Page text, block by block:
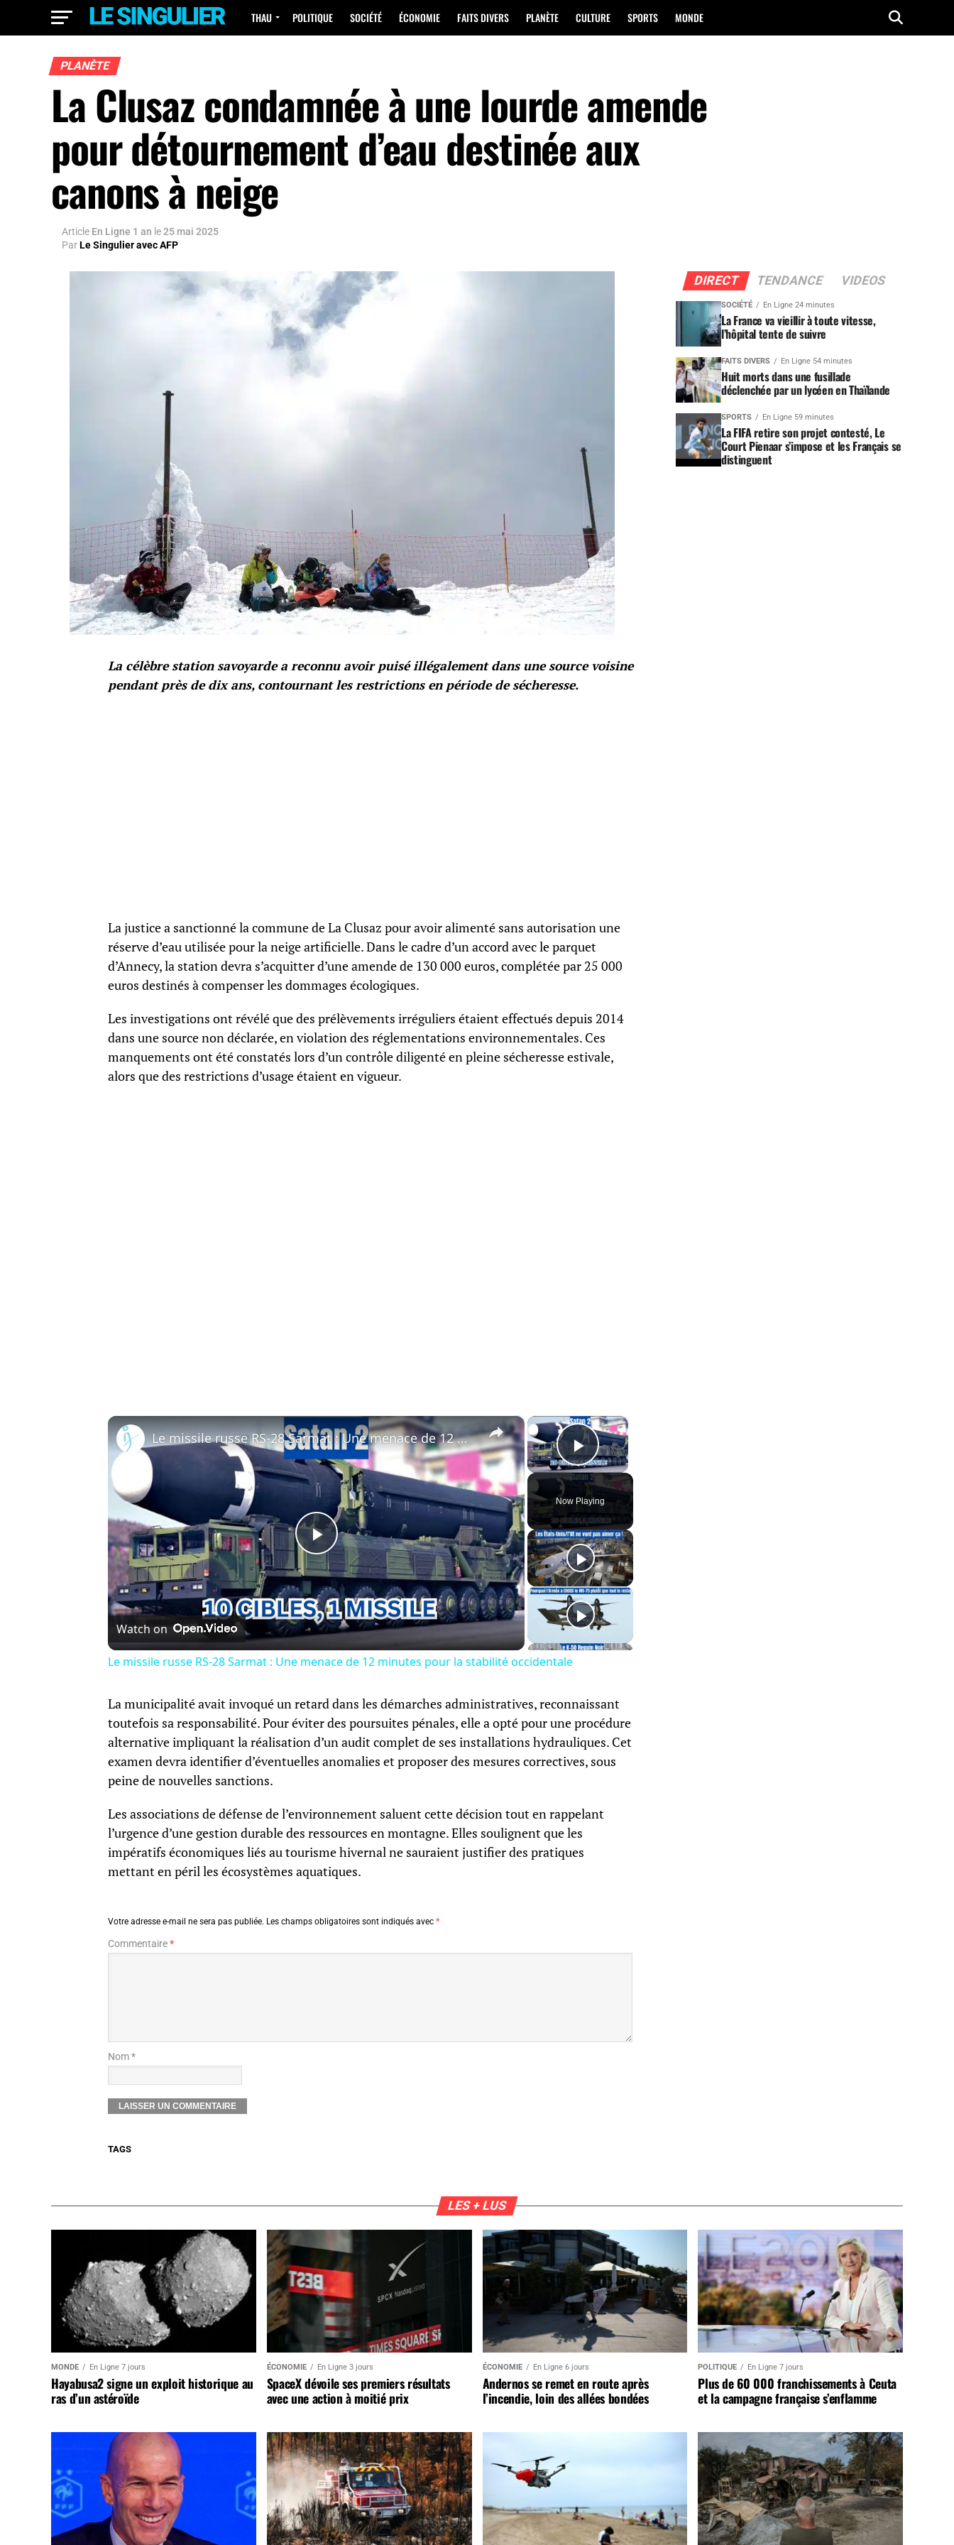
THAU POLITIQUE SOCIÉTÉ ÉCONOMIE FAITS DIVERS PLANÈTE CULTURE SPORTS MONDE
PLANÈTE
La Clusaz condamnée à une lourde amende
pour détournement d’eau destinée aux
canons à neige
Article En Ligne 1 an le25 mai 2025
ParLe Singulier avec AFP
La célèbre station savoyarde a reconnu avoir puisé illégalement dans une source voisine
pendant près de dix ans, contournant les restrictions en période de sécheresse.
La justice a sanctionné la commune de La Clusaz pour avoir alimenté sans autorisation une
réserve d’eau utilisée pour la neige artificielle. Dans le cadre d’un accord avec le parquet
d’Annecy, la station devra s’acquitter d’une amende de 130 000 euros, complétée par 25 000
euros destinés à compenser les dommages écologiques.
Les investigations ont révélé que des prélèvements irréguliers étaient effectués depuis 2014
dans une source non déclarée, en violation des réglementations environnementales. Ces
manquements ont été constatés lors d’un contrôle diligenté en pleine sécheresse estivale,
alors que des restrictions d’usage étaient en vigueur.
×
Play Video
Now Playing
×
Play
Video
Le missile russe RS-28 Sarmat : Une menace de 12 minutes pour la stabilité occidentale
Watch on
Le missile russe RS-28 Sarmat : Une menace de 12 minutes pour la stabilité occidentale
La municipalité avait invoqué un retard dans les démarches administratives, reconnaissant
toutefois sa responsabilité. Pour éviter des poursuites pénales, elle a opté pour une procédure
alternative impliquant la réalisation d’un audit complet de ses installations hydrauliques. Cet
examen devra identifier d’éventuelles anomalies et proposer des mesures correctives, sous
peine de nouvelles sanctions.
Les associations de défense de l’environnement saluent cette décision tout en rappelant
l’urgence d’une gestion durable des ressources en montagne. Elles soulignent que les
impératifs économiques liés au tourisme hivernal ne sauraient justifier des pratiques
mettant en péril les écosystèmes aquatiques.
Votre adresse e-mail ne sera pas publiée. Les champs obligatoires sont indiqués avec *
Commentaire*
Nom *
TAGS
DIRECT TENDANCE VIDEOS
SOCIÉTÉ En Ligne 24 minutes
La France va vieillir à toute vitesse,
l’hôpital tente de suivre
FAITS DIVERS En Ligne 54 minutes
Huit morts dans une fusillade
déclenchée par un lycéen en Thaïlande
SPORTS En Ligne 59 minutes
La FIFA retire son projet contesté, Le
Court Pienaar s’impose et les Français se
distinguent
LES + LUS
MONDE En Ligne 7 jours
Hayabusa2 signe un exploit historique au
ras d’un astéroïde
ÉCONOMIE En Ligne 3 jours
SpaceX dévoile ses premiers résultats
avec une action à moitié prix
ÉCONOMIE En Ligne 6 jours
Andernos se remet en route après
l’incendie, loin des allées bondées
POLITIQUE En Ligne 7 jours
Plus de 60 000 franchissements à Ceuta
et la campagne française s’enflamme